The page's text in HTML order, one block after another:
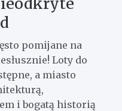
pomijane na
Loty do
a miasto
i bogatą historią